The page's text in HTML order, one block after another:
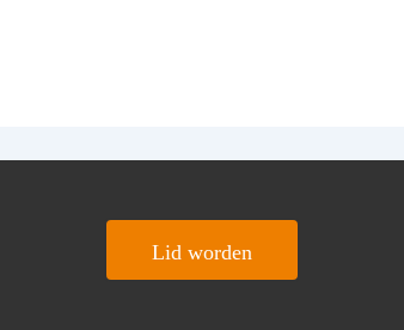
Lid worden